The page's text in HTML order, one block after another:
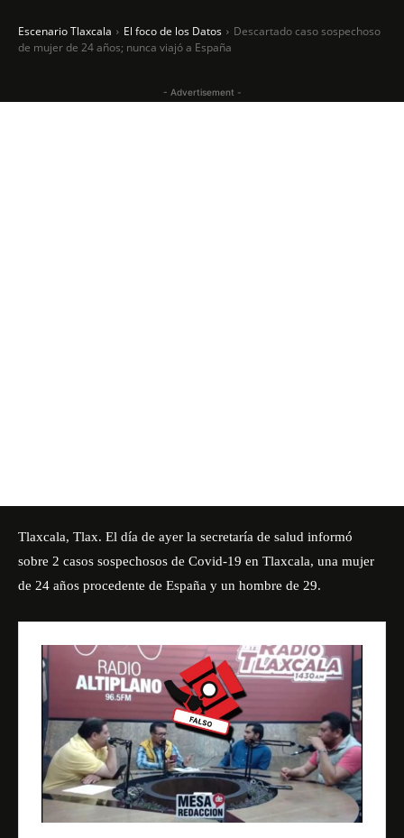
Escenario Tlaxcala El foco de los Datos
Descartado caso sospechoso
de mujer de 24 años; nunca viajó a España
- Advertisement -
Tlaxcala, Tlax. El día de ayer la secretaría de salud informó
sobre 2 casos sospechosos de Covid-19 en Tlaxcala, una mujer
de 24 años procedente de España y un hombre de 29.